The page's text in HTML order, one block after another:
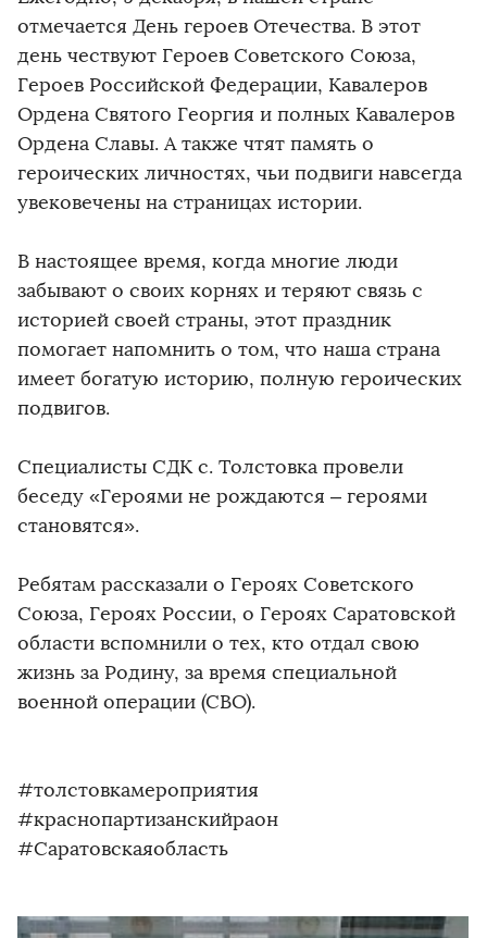
отмечается День героев Отечества. В этот
день чествуют Героев Советского Союза,
Героев Российской Федерации, Кавалеров
Ордена Святого Георгия и полных Кавалеров
Ордена Славы. А также чтят память о
героических личностях, чьи подвиги навсегда
увековечены на страницах истории.
В настоящее время, когда многие люди
забывают о своих корнях и теряют связь с
историей своей страны, этот праздник
помогает напомнить о том, что наша страна
имеет богатую историю, полную героических
подвигов.
Специалисты СДК с. Толстовка провели
беседу «Героями не рождаются – героями
становятся».
Ребятам рассказали о Героях Советского
Союза, Героях России, о Героях Саратовской
области вспомнили о тех, кто отдал свою
жизнь за Родину, за время специальной
военной операции (СВО).
#толстовкамероприятия
#краснопартизанскийраон
#Саратовскаяобласть